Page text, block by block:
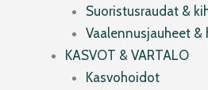
Suoristusraudat &
Vaalennusjauheet
KASVOT & VARTALO
Kasvohoidot